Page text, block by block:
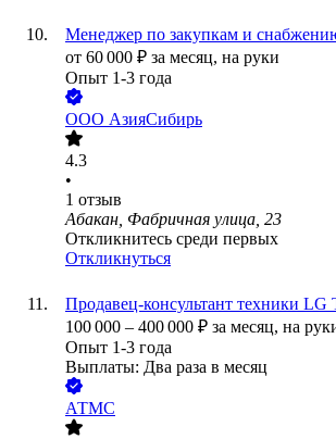
Менеджер по закупкам и
от 60 000 ₽ за месяц, на руки
Опыт 1-3 года
ООО АзияСибирь
4.3
•
1 отзыв
Абакан, Фабричная улица, 23
Откликнитесь среди первых
Откликнуться
Продавец-консультант техники
100 000 – 400 000 ₽ за месяц, на
Опыт 1-3 года
Выплаты: Два раза в месяц
АТМС